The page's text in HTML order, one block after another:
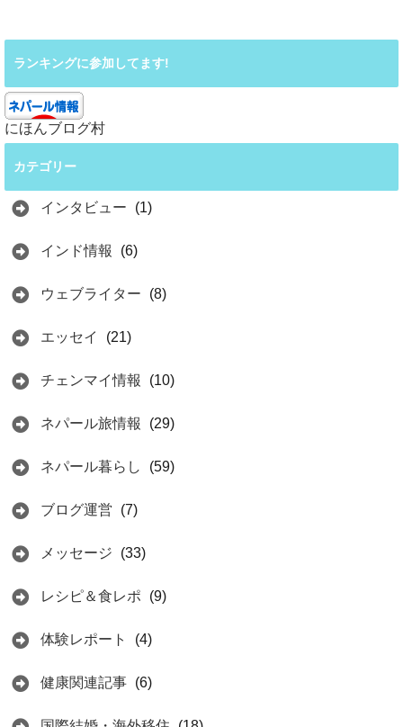
ランキングに参加してます!
にほんブログ村
カテゴリー
インタビュー (1)
インド情報 (6)
ウェブライター (8)
エッセイ (21)
チェンマイ情報 (10)
ネパール旅情報 (29)
ネパール暮らし (59)
ブログ運営 (7)
メッセージ (33)
レシピ＆食レポ (9)
体験レポート (4)
健康関連記事 (6)